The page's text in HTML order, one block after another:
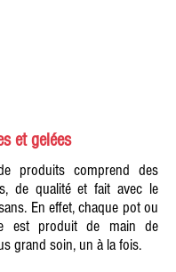
et gelées
produits comprend des
de qualité et fait avec le
En effet, chaque pot ou
est produit de main de
grand soin, un à la fois.